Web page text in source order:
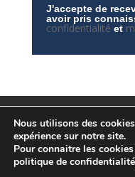
J'accepte de
avoir pris
confidentialité et
Espace privé
Nous utilisons des
expérience sur notre site.
Pour connaitre les
politique de